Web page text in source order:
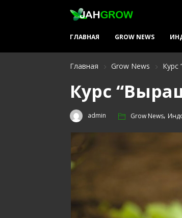
ГЛАВНАЯ GROW NEWS
Главная Grow News Курс
Курс
admin Grow News,